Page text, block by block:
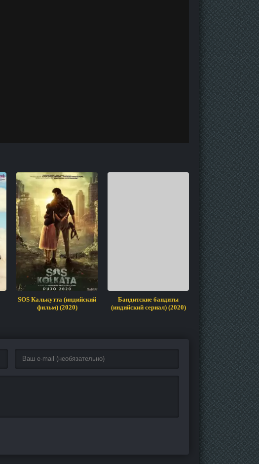
SOS Калькутта (индийский
фильм) (2020)
Бандитские бандиты
(индийский сериал) (2020)
Мама — это
(индийский фильм)